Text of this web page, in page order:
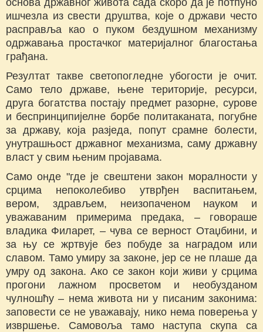
ишчезла из свести друштва, које о држави често
расправља као о пуком бездушном механизму
одржавања простачког материјалног благостања
грађана.
Резултат такве светопогледне убогости је очит.
Само тело државе, њене територије, ресурси,
друга богатства постају предмет разорне, сурове
и беспринципијелне борбе политаканата, погубне
за државу, која разједа, попут срамне болести,
унутрашњост државног механизма, саму државну
власт у свим њеним пројавама.
Само онде "где је свештени закон моралности у
срцима непоколебиво утврђен васпитањем,
вером, здрављем, неизопаченом науком и
уважаваним примерима предака, – говораше
владика Филарет, – чува се верност Отаџбини, и
за њу се жртвује без побуде за наградом или
славом. Тамо умиру за законе, јер се не плаше да
умру од закона. Ако се закон који живи у срцима
прогони лажном просветом и необузданом
чулношћу – нема живота ни у писаним законима:
заповести се не уважавају, нико нема поверења у
извршење. Самовоља тамо наступа скупа са